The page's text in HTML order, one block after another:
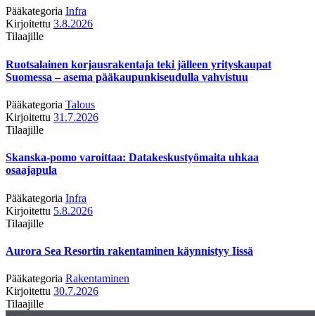
Pääkategoria Infra
Kirjoitettu 3.8.2026
Tilaajille
Ruotsalainen korjausrakentaja teki jälleen yrityskaupat
Suomessa – asema pääkaupunkiseudulla vahvistuu
Pääkategoria Talous
Kirjoitettu 31.7.2026
Tilaajille
Skanska-pomo varoittaa: Datakeskustyömaita uhkaa
osaajapula
Pääkategoria Infra
Kirjoitettu 5.8.2026
Tilaajille
Aurora Sea Resortin rakentaminen käynnistyy Iissä
Pääkategoria Rakentaminen
Kirjoitettu 30.7.2026
Tilaajille